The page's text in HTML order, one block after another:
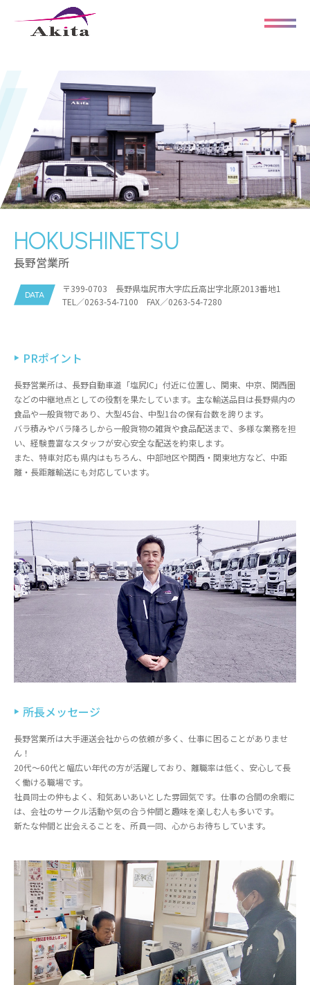
HOKUSHINETSU
長野営業所
DATA
〒399-0703 長野県塩尻市大字広丘高出字北原2013番地1
TEL／0263-54-7100 FAX／0263-54-7280
PRポイント
長野営業所は、長野自動車道「塩尻IC」付近に位置し、関東、中京、関西圏
などの中継地点としての役割を果たしています。主な輸送品目は長野県内の
食品や一般貨物であり、大型45台、中型1台の保有台数を誇ります。
バラ積みやバラ降ろしから一般貨物の雑貨や食品配送まで、多様な業務を担
い、経験豊富なスタッフが安心安全な配送を約束します。
また、特車対応も県内はもちろん、中部地区や関西・関東地方など、中距
離・長距離輸送にも対応しています。
所長メッセージ
長野営業所は大手運送会社からの依頼が多く、仕事に困ることがありませ
ん！
20代～60代と幅広い年代の方が活躍しており、離職率は低く、安心して長
く働ける職場です。
社員同士の仲もよく、和気あいあいとした雰囲気です。仕事の合間の余暇に
は、会社のサークル活動や気の合う仲間と趣味を楽しむ人も多いです。
新たな仲間と出会えることを、所員一同、心からお待ちしています。